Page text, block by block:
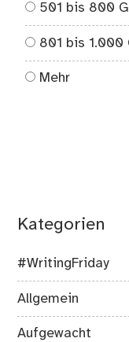
501 bis 800
801 bis 1.000
Mehr
Kategorien
#WritingFriday
Allgemein
Aufgewacht